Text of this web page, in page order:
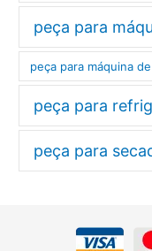
peça para
peça para máquina
peça para
peça para